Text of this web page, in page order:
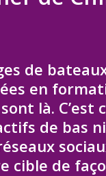
de
en
là.
de bas
cible de